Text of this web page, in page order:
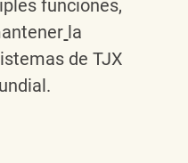
funciones,
la
de TJX